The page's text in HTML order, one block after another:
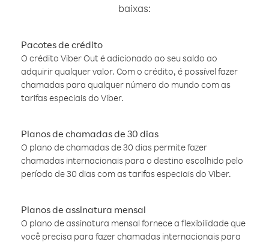
baixas:
Pacotes de crédito
O crédito Viber Out é adicionado ao seu saldo ao
adquirir qualquer valor. Com o crédito, é possível fazer
chamadas para qualquer número do mundo com as
tarifas especiais do Viber.
Planos de chamadas de 30 dias
O plano de chamadas de 30 dias permite fazer
chamadas internacionais para o destino escolhido pelo
período de 30 dias com as tarifas especiais do Viber.
Planos de assinatura mensal
O plano de assinatura mensal fornece a flexibilidade que
você precisa para fazer chamadas internacionais para